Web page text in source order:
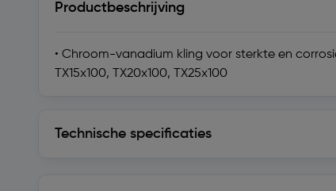
Productbeschrijving
• Chroom-vanadium kling voor sterkte en corrosie
TX15x100, TX20x100, TX25x100
Technische specificaties